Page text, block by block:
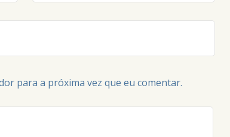
para a próxima vez que eu comentar.